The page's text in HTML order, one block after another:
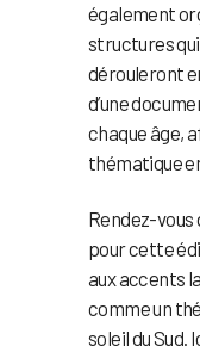
également
structures
dérouleront
d’une
chaque âge,
thématique
Rendez-vous
pour cette
aux accents
comme un
soleil du Sud.